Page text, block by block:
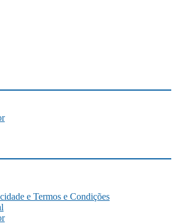
e Termos e Condições